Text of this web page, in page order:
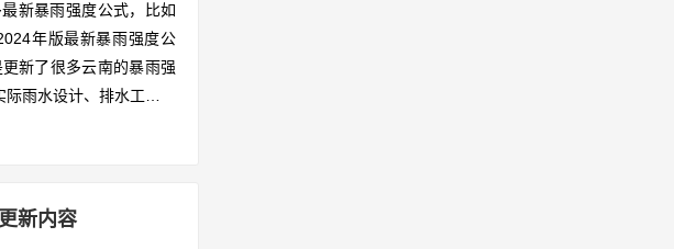
新暴雨强度公式，比如
年版最新暴雨强度公
新了很多云南的暴雨强
雨水设计、排水工程建
新内容